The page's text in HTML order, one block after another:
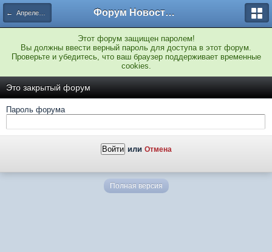
← Апрелевка Форум Новостройки
Этот форум защищен паролем!
Вы должны ввести верный пароль для доступа в этот форум.
Проверьте и убедитесь, что ваш браузер поддерживает временные
cookies.
Это закрытый форум
Пароль форума
или Отмена
Полная версия